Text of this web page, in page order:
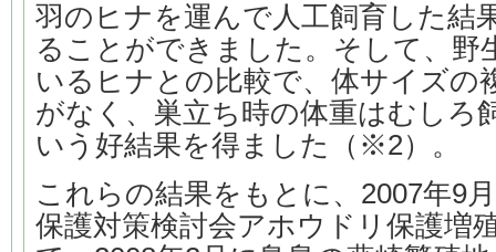
羽のヒナを運んで人工飼育した結
ることができました。そして、野
いるヒナとの比較で、体サイズの
がなく、巣立ち時の体重はむしろ
いう好結果を得ました（※2）。
これらの結果をもとに、2007年9
保護対策検討会アホウドリ保護増